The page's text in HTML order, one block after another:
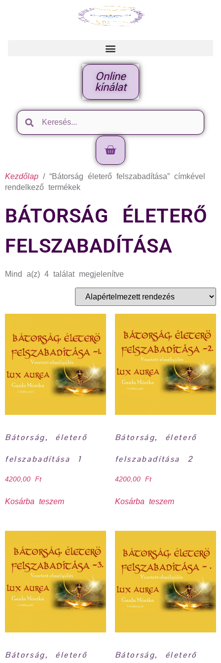
Online
kínálat
Kezdőlap / “Bátorság életerő felszabadítása” címkével
rendelkező termékek
BÁTORSÁG ÉLETERŐ
FELSZABADÍTÁSA
Mind a(z) 4 találat megjelenítve
Bátorság, életerő
felszabadítása 1
4200,00 Ft
Kosárba teszem
Bátorság, életerő
felszabadítása 2
4200,00 Ft
Kosárba teszem
Bátorság, életerő Bátorság, életerő